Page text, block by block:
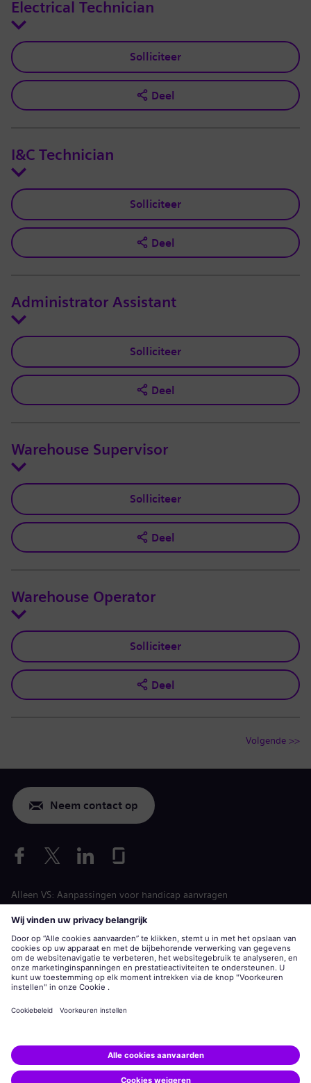
Electrical Technician
Solliciteer
Deel
I&C Technician
Solliciteer
Deel
Administrator Assistant
Solliciteer
Deel
Warehouse Supervisor
Solliciteer
Deel
Warehouse Operator
Solliciteer
Deel
Volgende >>
Neem contact op
Alleen VS: Aanpassingen voor handicap aanvragen
siemens-energy.comAlgemene website
Bedrijfsinformatie Privacyverklaring
Cookiemelding
Gebruiksvoorwaarden
Digitale ID
Siemens AG.